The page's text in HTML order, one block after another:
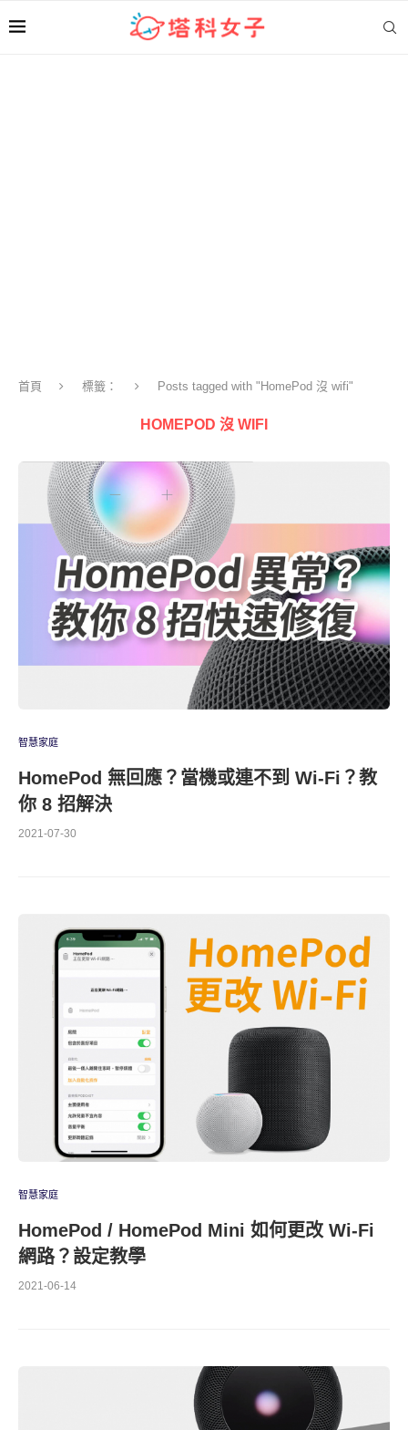
首頁 標籤： Posts tagged with "HomePod 沒 wifi"
HOMEPOD 沒 WIFI
智慧家庭
HomePod 無回應？當機或連不到 Wi-Fi？教
你 8 招解決
2021-07-30
智慧家庭
HomePod / HomePod Mini 如何更改 Wi-Fi
網路？設定教學
2021-06-14